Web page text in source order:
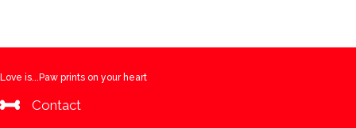
Love is...Paw prints on your heart
Contact